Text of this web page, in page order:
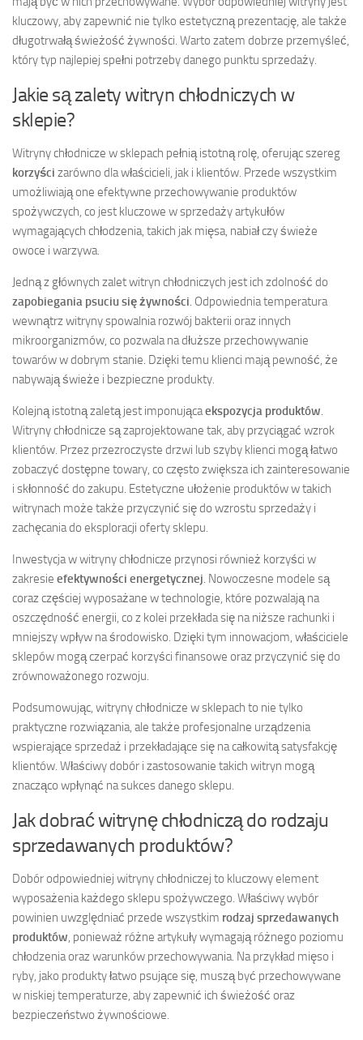
kluczowy, aby zapewnić nie tylko estetyczną prezentację, ale także
długotrwałą świeżość żywności. Warto zatem dobrze przemyśleć,
który typ najlepiej spełni potrzeby danego punktu sprzedaży.
Jakie są zalety witryn chłodniczych w
sklepie?
Witryny chłodnicze w sklepach pełnią istotną rolę, oferując szereg
korzyści zarówno dla właścicieli, jak i klientów. Przede wszystkim
umożliwiają one efektywne przechowywanie produktów
spożywczych, co jest kluczowe w sprzedaży artykułów
wymagających chłodzenia, takich jak mięsa, nabiał czy świeże
owoce i warzywa.
Jedną z głównych zalet witryn chłodniczych jest ich zdolność do
zapobiegania psuciu się żywności. Odpowiednia temperatura
wewnątrz witryny spowalnia rozwój bakterii oraz innych
mikroorganizmów, co pozwala na dłuższe przechowywanie
towarów w dobrym stanie. Dzięki temu klienci mają pewność, że
nabywają świeże i bezpieczne produkty.
Kolejną istotną zaletą jest imponującaekspozycja produktów.
Witryny chłodnicze są zaprojektowane tak, aby przyciągać wzrok
klientów. Przez przezroczyste drzwi lub szyby klienci mogą łatwo
zobaczyć dostępne towary, co często zwiększa ich zainteresowanie
i skłonność do zakupu. Estetyczne ułożenie produktów w takich
witrynach może także przyczynić się do wzrostu sprzedaży i
zachęcania do eksploracji oferty sklepu.
Inwestycja w witryny chłodnicze przynosi również korzyści w
zakresie efektywności energetycznej. Nowoczesne modele są
coraz częściej wyposażane w technologie, które pozwalają na
oszczędność energii, co z kolei przekłada się na niższe rachunki i
mniejszy wpływ na środowisko. Dzięki tym innowacjom, właściciele
sklepów mogą czerpać korzyści finansowe oraz przyczynić się do
zrównoważonego rozwoju.
Podsumowując, witryny chłodnicze w sklepach to nie tylko
praktyczne rozwiązania, ale także profesjonalne urządzenia
wspierające sprzedaż i przekładające się na całkowitą satysfakcję
klientów. Właściwy dobór i zastosowanie takich witryn mogą
znacząco wpłynąć na sukces danego sklepu.
Jak dobrać witrynę chłodniczą do rodzaju
sprzedawanych produktów?
Dobór odpowiedniej witryny chłodniczej to kluczowy element
wyposażenia każdego sklepu spożywczego. Właściwy wybór
powinien uwzględniać przede wszystkim rodzaj sprzedawanych
produktów, ponieważ różne artykuły wymagają różnego poziomu
chłodzenia oraz warunków przechowywania. Na przykład mięso i
ryby, jako produkty łatwo psujące się, muszą być przechowywane
w niskiej temperaturze, aby zapewnić ich świeżość oraz
bezpieczeństwo żywnościowe.